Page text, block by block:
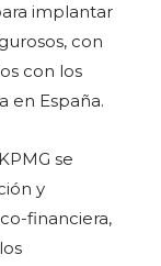
implantar
con
con los
en España.
se
y
financiera,